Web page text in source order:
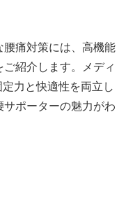
痛対策には、高機能
紹介します。メディ
力と快適性を両立し
ポーターの魅力がわ